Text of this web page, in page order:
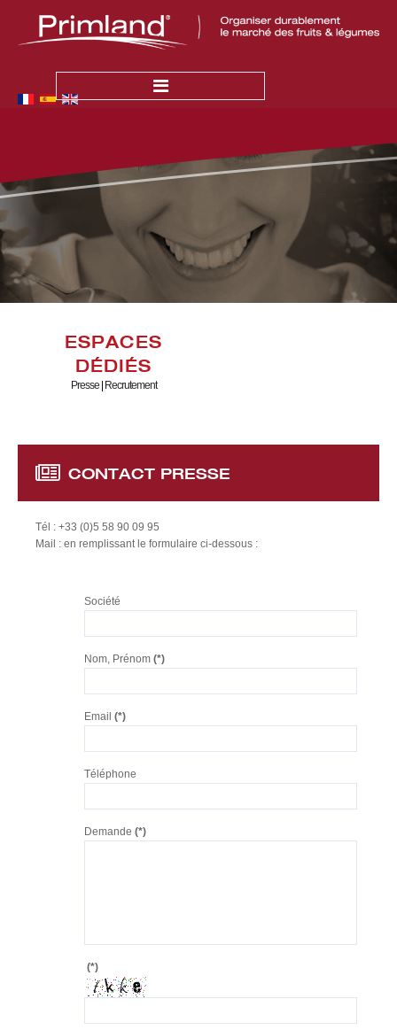
ACTUALITÉS
L'ENTREPRISE
Qui Sommes-Nous ?
Nos Valeurs
LA PRODUCTION
Primland en France
Primland à l'International
Recherche & développement
Kiwis
Baies Fruitières
CONTACT
ESPACES
DÉDIÉS
Presse| Recrutement
CONTACT PRESSE
Tél : +33 (0)5 58 90 09 95
Mail : en remplissant le formulaire ci-dessous :
Société
Nom, Prénom (*)
Email (*)
Téléphone
Demande (*)
(*)